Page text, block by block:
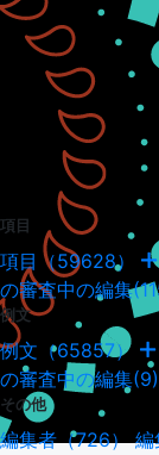
項目
項目（59628）
の審査中の編集
例文
例文（65857）
の審査中の編集(9)
その他
編集者（726）